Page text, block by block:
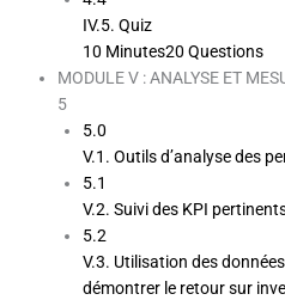
IV.5. Quiz
10 Minutes20 Questions
MODULE V : ANALYSE ET
5
5.0
V.1. Outils d’analyse des
5.1
V.2. Suivi des KPI
5.2
V.3. Utilisation des
démontrer le retour sur